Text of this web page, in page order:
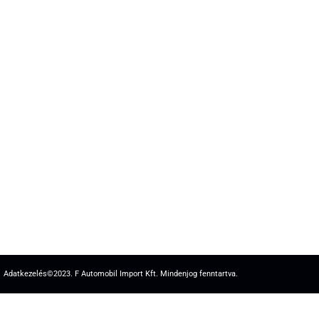
Adatkezelés©2023. F Automobil Import Kft. Mindenjog fenntartva.